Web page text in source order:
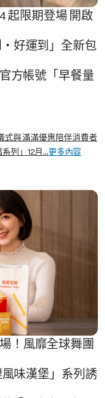
起限期登場 開啟
好運到」全新包
方帳號「早餐量
式與滿滿優惠陪伴消費者
列」12月...更多內容
！風靡全球舞團
味漢堡」系列誘